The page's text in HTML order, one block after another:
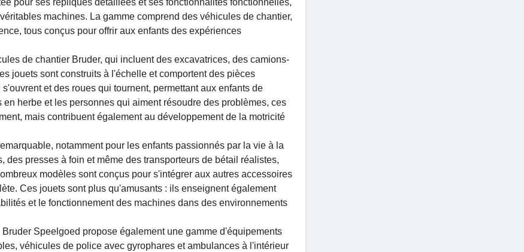
pour ses répliques détaillées et ses fonctionnalités fonctionnelles,
machines. La gamme comprend des véhicules de chantier,
tous conçus pour offrir aux enfants des expériences
de chantier Bruder, qui incluent des excavatrices, des camions-
jouets sont construits à l'échelle et comportent des pièces
et des roues qui tournent, permettant aux enfants de
herbe et les personnes qui aiment résoudre des problèmes, ces
mais contribuent également au développement de la motricité
notamment pour les enfants passionnés par la vie à la
presses à foin et même des transporteurs de bétail réalistes,
modèles sont conçus pour s'intégrer aux autres accessoires
Ces jouets sont plus qu'amusants : ils enseignent également
et le fonctionnement des machines dans des environnements
Speelgoed propose également une gamme d'équipements
véhicules de police avec gyrophares et ambulances à l'intérieur